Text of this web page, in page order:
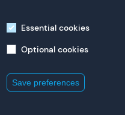
Essential cookies
Optional cookies
Save preferences
235 St. Nicholas Ave,
South Plainfield
New Jersey 07080